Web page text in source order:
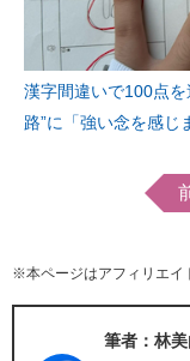
漢字間違いで100点
路”に「強い念を感じ
※本ページはアフィリエイ
筆者：林